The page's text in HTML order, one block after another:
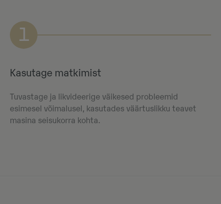
1
Kasutage matkimist
Tuvastage ja likvideerige väikesed probleemid
esimesel võimalusel, kasutades väärtuslikku teavet
masina seisukorra kohta.